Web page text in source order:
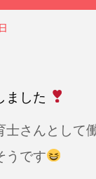
ました
士さんとして
うです